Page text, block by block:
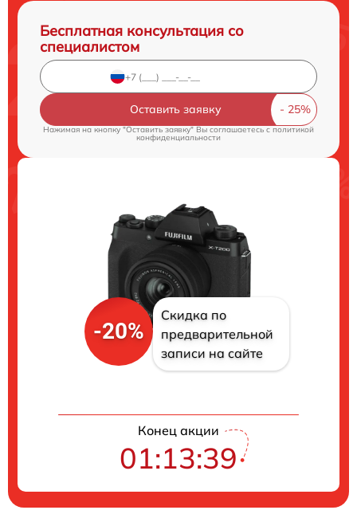
Бесплатная консультация со
специалистом
Оставить заявку
Нажимая на кнопку "Оставить заявку" Вы соглашаетесь c политикой
конфиденциальности
-20%
Скидка по
предварительной
записи на сайте
Конец акции
01:13:38